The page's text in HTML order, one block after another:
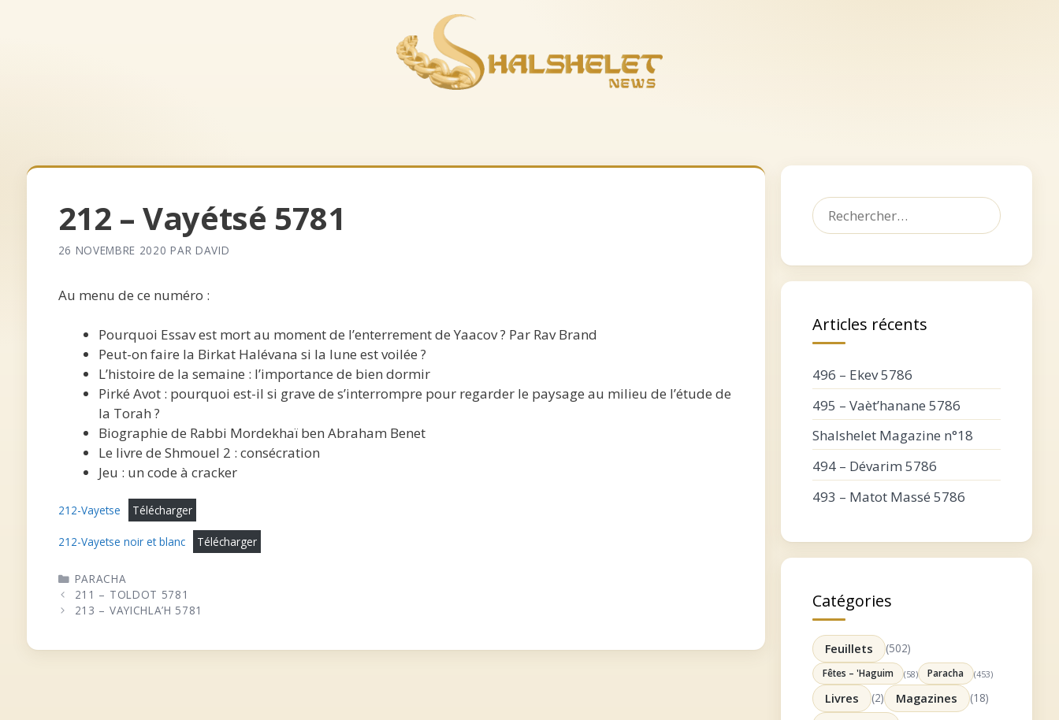
212 – Vayétsé 5781
26 NOVEMBRE 2020 PAR DAVID
Au menu de ce numéro :
Pourquoi Essav est mort au moment de l’enterrement de Yaacov ? Par Rav Brand
Peut-on faire la Birkat Halévana si la lune est voilée ?
L’histoire de la semaine : l’importance de bien dormir
Pirké Avot : pourquoi est-il si grave de s’interrompre pour regarder le paysage au milieu de l’étude de
la Torah ?
Biographie de Rabbi Mordekhaï ben Abraham Benet
Le livre de Shmouel 2 : consécration
Jeu : un code à cracker
212-Vayetse Télécharger
212-Vayetse noir et blanc Télécharger
CATÉGORIES
PARACHA
211 – TOLDOT 5781
213 – VAYICHLA’H 5781
Rechercher :
Articles récents
496 – Ekev 5786
495 – Vaèt’hanane 5786
Shalshelet Magazine n°18
494 – Dévarim 5786
493 – Matot Massé 5786
Catégories
Feuillets (502)
Fêtes – 'Haguim (58) Paracha (453)
Livres (2) Magazines (18)